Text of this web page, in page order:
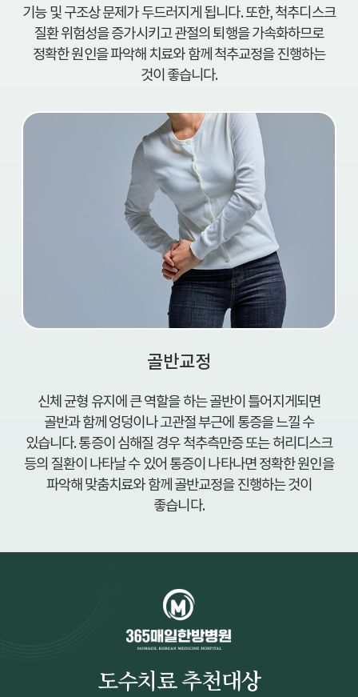
기능 및 구조상 문제가 두드러지게 됩니다. 또한, 척추디스크
질환 위험성을 증가시키고 관절의 퇴행을 가속화하므로
정확한 원인을 파악해 치료와 함께 척추교정을 진행하는
것이 좋습니다.
골반교정
신체 균형 유지에 큰 역할을 하는 골반이 틀어지게되면
골반과 함께 엉덩이나 고관절 부근에 통증을 느낄 수
있습니다. 통증이 심해질 경우 척추측만증 또는 허리디스크
등의 질환이 나타날 수 있어 통증이 나타나면 정확한 원인을
파악해 맞춤치료와 함께 골반교정을 진행하는 것이
좋습니다.
도수치료 추천대상